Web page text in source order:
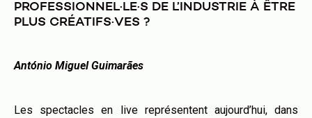
PROFESSIONNEL·LE·S DE L’INDUSTRIE À ÊTRE
PLUS CRÉATIFS·VES ?
António Miguel Guimarães
Les spectacles en live représentent aujourd’hui, dans